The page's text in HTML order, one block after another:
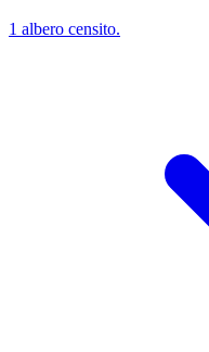
1 albero censito.